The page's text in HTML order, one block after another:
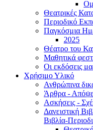
Θεατρικές
Περιοδικό
Παγκόσμια
2025
Θέατρο του
Μαθητικά
Οι εκδόσεις
Χρήσιμο Υλικό
Ανθρώπινα
Άρθρα -
Ασκήσεις -
Δανειστική
Βιβλία-